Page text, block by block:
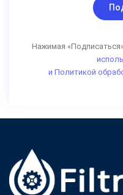
Нажимая
и Политикой